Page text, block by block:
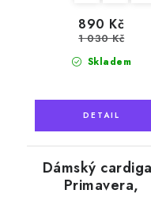
Skladem
890 Kč
1 030 Kč
Dámský
Primavera,